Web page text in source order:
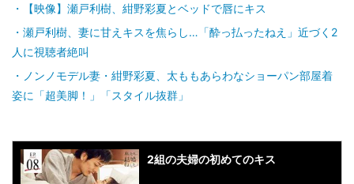
【映像】瀬戸利樹、紺野彩夏とベッドで唇にキス
瀬戸利樹、妻に甘えキスを焦らし…「酔っ払ったねえ」近づく2
人に視聴者絶叫
ノンノモデル妻・紺野彩夏、太ももあらわなショーパン部屋着
姿に「超美脚！」「スタイル抜群」
2組の夫婦の初めてのキス